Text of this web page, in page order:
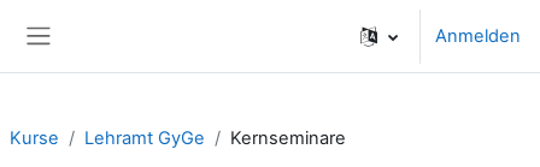
Anmelden
Kurse Lehramt GyGe Kernseminare